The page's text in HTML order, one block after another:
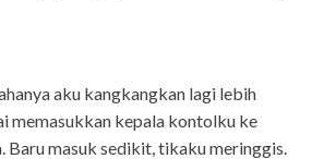
aku kangkangkan lagi lebih
memasukkan kepala kontolku ke
Baru masuk sedikit, tikaku meringgis.